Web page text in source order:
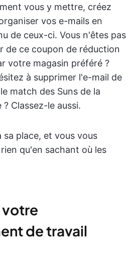
vous y mettre, créez
vos e-mails en
de ceux-ci. Vous n'êtes pas
de ce coupon de réduction
votre magasin préféré ?
à supprimer l'e-mail de
match des Suns de la
Classez-le aussi.
sa place, et vous vous
qu'en sachant où les
de travail